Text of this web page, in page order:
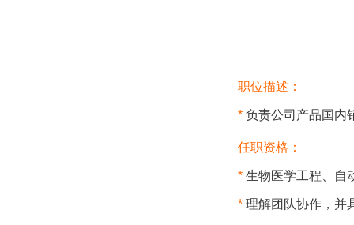
职位描述：
* 负责公司产品国内
任职资格：
* 生物医学工程、自
* 理解团队协作，并